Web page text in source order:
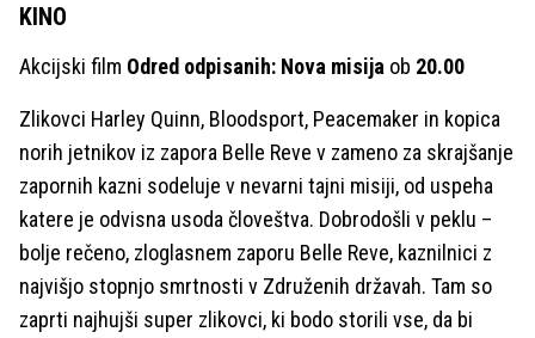
KINO
Akcijski film Odred odpisanih: Nova misija ob 20.00
Zlikovci Harley Quinn, Bloodsport, Peacemaker in kopica
norih jetnikov iz zapora Belle Reve v zameno za skrajšanje
zapornih kazni sodeluje v nevarni tajni misiji, od uspeha
katere je odvisna usoda človeštva. Dobrodošli v peklu –
bolje rečeno, zloglasnem zaporu Belle Reve, kaznilnici z
najvišjo stopnjo smrtnosti v Združenih državah. Tam so
zaprti najhujši super zlikovci, ki bodo storili vse, da bi